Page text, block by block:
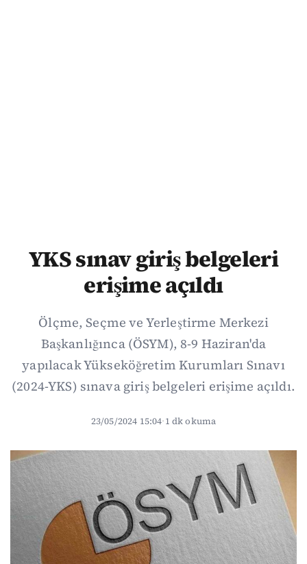
YKS sınav giriş belgeleri
erişime açıldı
Ölçme, Seçme ve Yerleştirme Merkezi
Başkanlığınca (ÖSYM), 8-9 Haziran'da
yapılacak Yükseköğretim Kurumları Sınavı
(2024-YKS) sınava giriş belgeleri erişime açıldı.
23/05/2024 15:04·1 dk okuma